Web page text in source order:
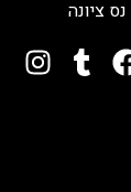
ציונה